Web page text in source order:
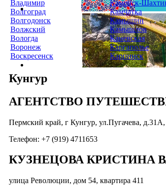
Владимир
Волгоград
Волгодонск
Волжский
Вологда
Воронеж
Воскресенск
Каменск-
Камчатка
Камышин
Камышлов
Каневская
Каргаполье
Карпинск
Кунгур
АГЕНТСТВО
Пермский край, г Кунгур, ул.Пугачева, д.31А,
Телефон: +7 (919) 4711653
КУЗНЕЦОВА КРИСТИНА
улица Революции, дом 54, квартира 411